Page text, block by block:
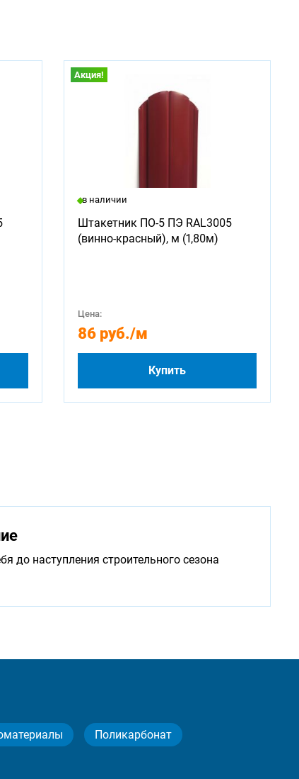
Акция!
в наличии
Штакетник ПО-5 ПЭ RAL3005
(винно-красный), м (1,80м)
Цена:
86 руб./м
Купить
до наступления строительного сезона
Поликарбонат